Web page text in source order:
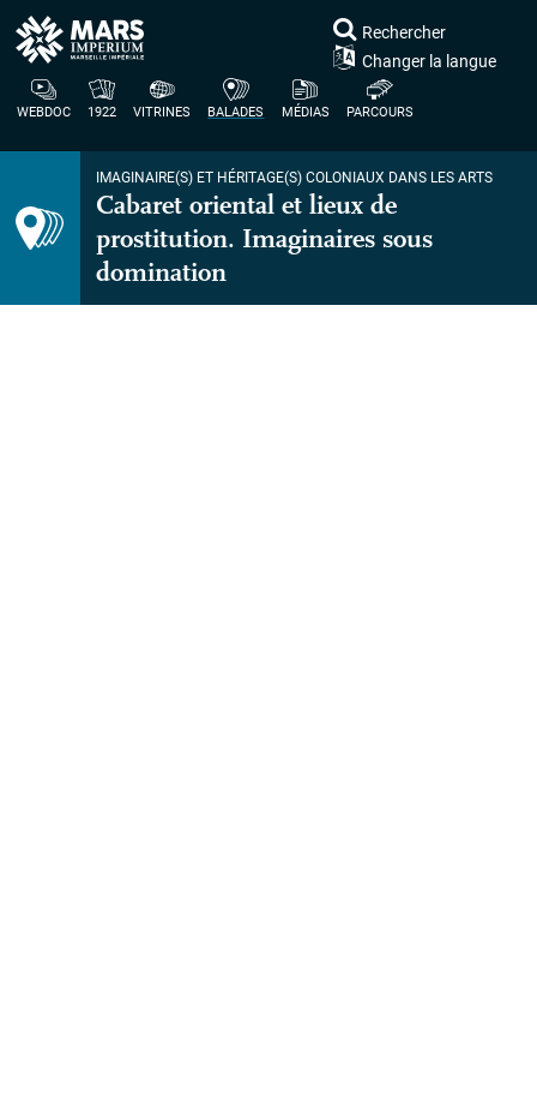
WEBDOC 1922 VITRINES BALADES MÉDIAS PARCOURS
Rechercher
Changer la langue
IMAGINAIRE(S) ET HÉRITAGE(S) COLONIAUX DANS LES ARTS
Cabaret oriental et lieux de
prostitution. Imaginaires sous
domination